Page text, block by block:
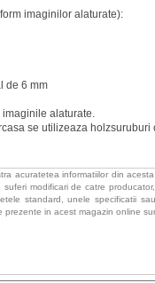
imaginilor alaturate):
de 6 mm
imaginile alaturate.
se utilizeaza holzsuruburi
acuratetea informatiilor din
modificari de catre
standard, unele specificatii
in acest magazin online